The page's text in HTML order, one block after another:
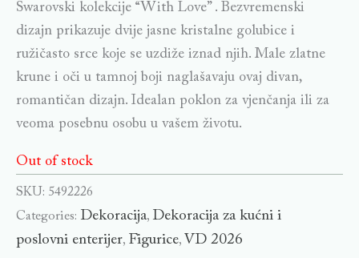
Swarovski kolekcije “With Love” . Bezvremenski
dizajn prikazuje dvije jasne kristalne golubice i
ružičasto srce koje se uzdiže iznad njih. Male zlatne
krune i oči u tamnoj boji naglašavaju ovaj divan,
romantičan dizajn. Idealan poklon za vjenčanja ili za
veoma posebnu osobu u vašem životu.
Out of stock
SKU: 5492226
Categories: Dekoracija, Dekoracija za kućni i
poslovni enterijer, Figurice, VD 2026